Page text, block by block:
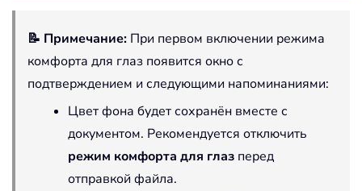
📝 Примечание: При первом включении режима
комфорта для глаз появится окно с
подтверждением и следующими напоминаниями:
Цвет фона будет сохранён вместе с
документом. Рекомендуется отключить
режим комфорта для глаз перед
отправкой файла.